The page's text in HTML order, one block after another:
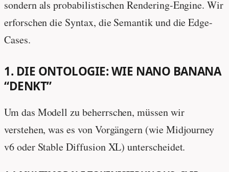
sondern als probabilistischen Rendering-Engine. Wir
erforschen die Syntax, die Semantik und die Edge-
Cases.
1. DIE ONTOLOGIE: WIE NANO BANANA
“DENKT”
Um das Modell zu beherrschen, müssen wir
verstehen, was es von Vorgängern (wie Midjourney
v6 oder Stable Diffusion XL) unterscheidet.